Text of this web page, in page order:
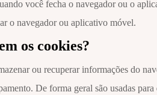
você fecha o navegador ou o
o navegador ou aplicativo móvel.
os cookies?
ou recuperar informações do
De forma geral são usadas